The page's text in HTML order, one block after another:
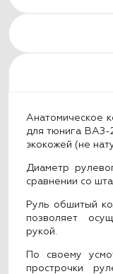
Анатомическое
для тюнига ВАЗ-
экокожей (не
Диаметр
сравнении со
Руль обшитый
позволяет
рукой.
По своему
прострочки